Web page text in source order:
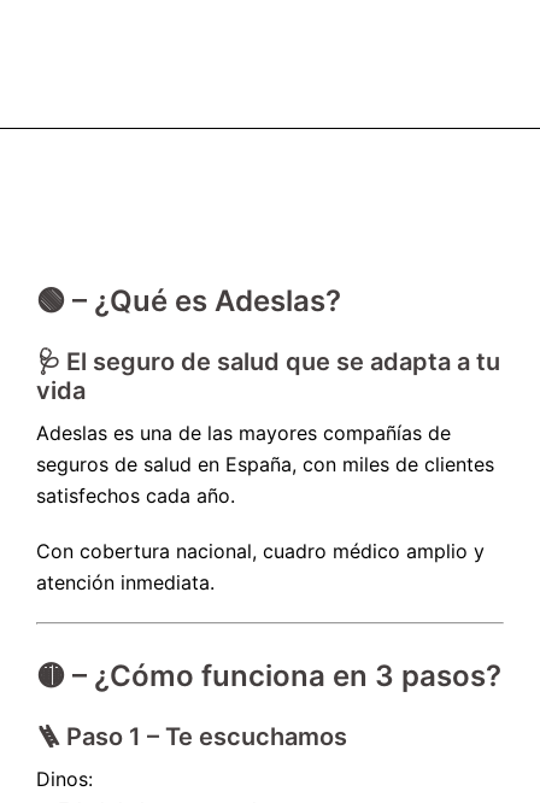
🟢 – ¿Qué es Adeslas?
🩺 El seguro de salud que se adapta a tu
vida
Adeslas es una de las mayores compañías de
seguros de salud en España, con miles de clientes
satisfechos cada año.
Con cobertura nacional, cuadro médico amplio y
atención inmediata.
🟡 – ¿Cómo funciona en 3 pasos?
🪜 Paso 1 – Te escuchamos
Dinos: